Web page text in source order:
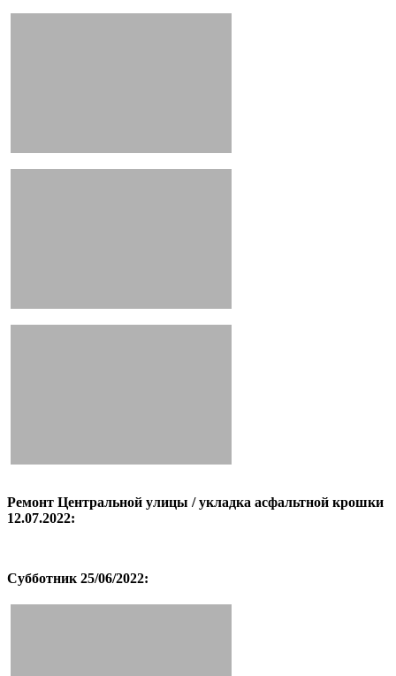
Ремонт Центральной улицы / укладка асфальтной крошки
12.07.2022:
Субботник 25/06/2022: